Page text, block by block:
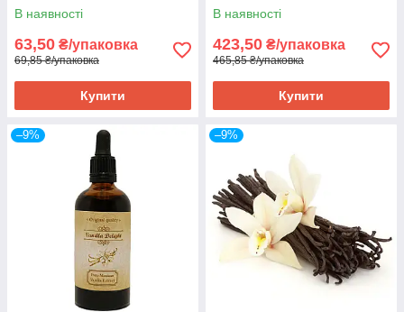
В наявності
63,50 ₴/упаковка
69,85 ₴/упаковка
Купити
В наявності
423,50 ₴/упаковка
465,85 ₴/упаковка
Купити
–9% –9%